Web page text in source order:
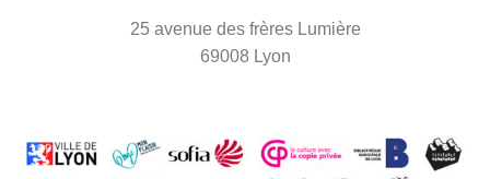
25 avenue des frères Lumière
69008 Lyon